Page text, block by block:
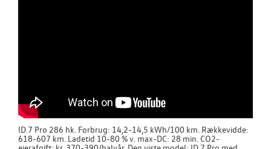
ID.7 Pro 286 hk. Forbrug: 14,2-14,5 kWh/100 km. Rækkevidde:
618-607 km. Ladetid 10-80 % v. max-DC: 28 min. CO2-